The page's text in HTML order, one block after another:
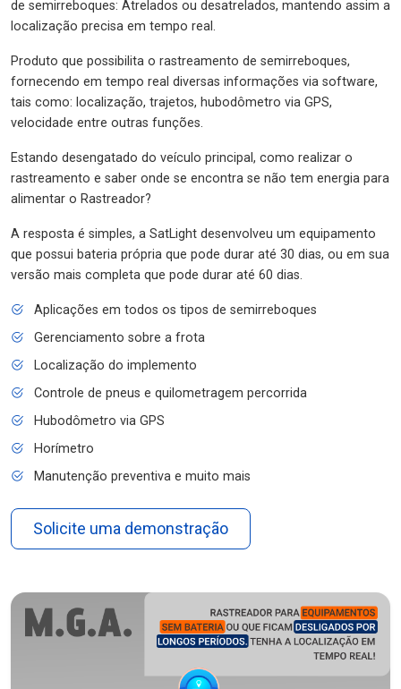
de semirreboques: Atrelados ou desatrelados, mantendo assim a
localização precisa em tempo real.
Produto que possibilita o rastreamento de semirreboques,
fornecendo em tempo real diversas informações via software,
tais como: localização, trajetos, hubodômetro via GPS,
velocidade entre outras funções.
Estando desengatado do veículo principal, como realizar o
rastreamento e saber onde se encontra se não tem energia para
alimentar o Rastreador?
A resposta é simples, a SatLight desenvolveu um equipamento
que possui bateria própria que pode durar até 30 dias, ou em sua
versão mais completa que pode durar até 60 dias.
Aplicações em todos os tipos de semirreboques
Gerenciamento sobre a frota
Localização do implemento
Controle de pneus e quilometragem percorrida
Hubodômetro via GPS
Horímetro
Manutenção preventiva e muito mais
Solicite uma demonstração